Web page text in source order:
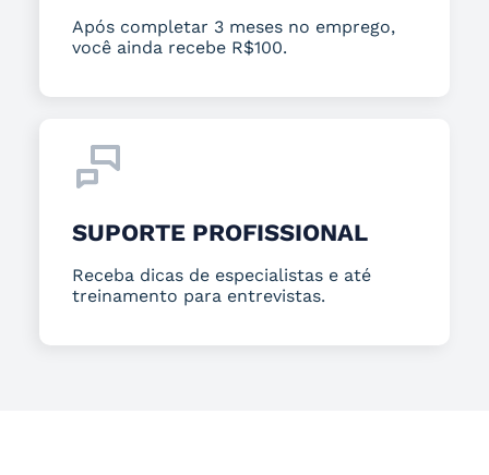
Após completar 3 meses no emprego,
você ainda recebe R$100.
SUPORTE PROFISSIONAL
Receba dicas de especialistas e até
treinamento para entrevistas.